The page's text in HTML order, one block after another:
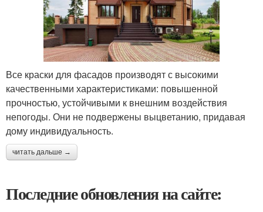
Все краски для фасадов производят с высокими
качественными характеристиками: повышенной
прочностью, устойчивыми к внешним воздействия
непогоды. Они не подвержены выцветанию, придавая
дому индивидуальность.
читать дальше →
Последние обновления на сайте: